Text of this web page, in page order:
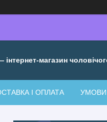
магазин
І ОПЛАТА УМОВИ